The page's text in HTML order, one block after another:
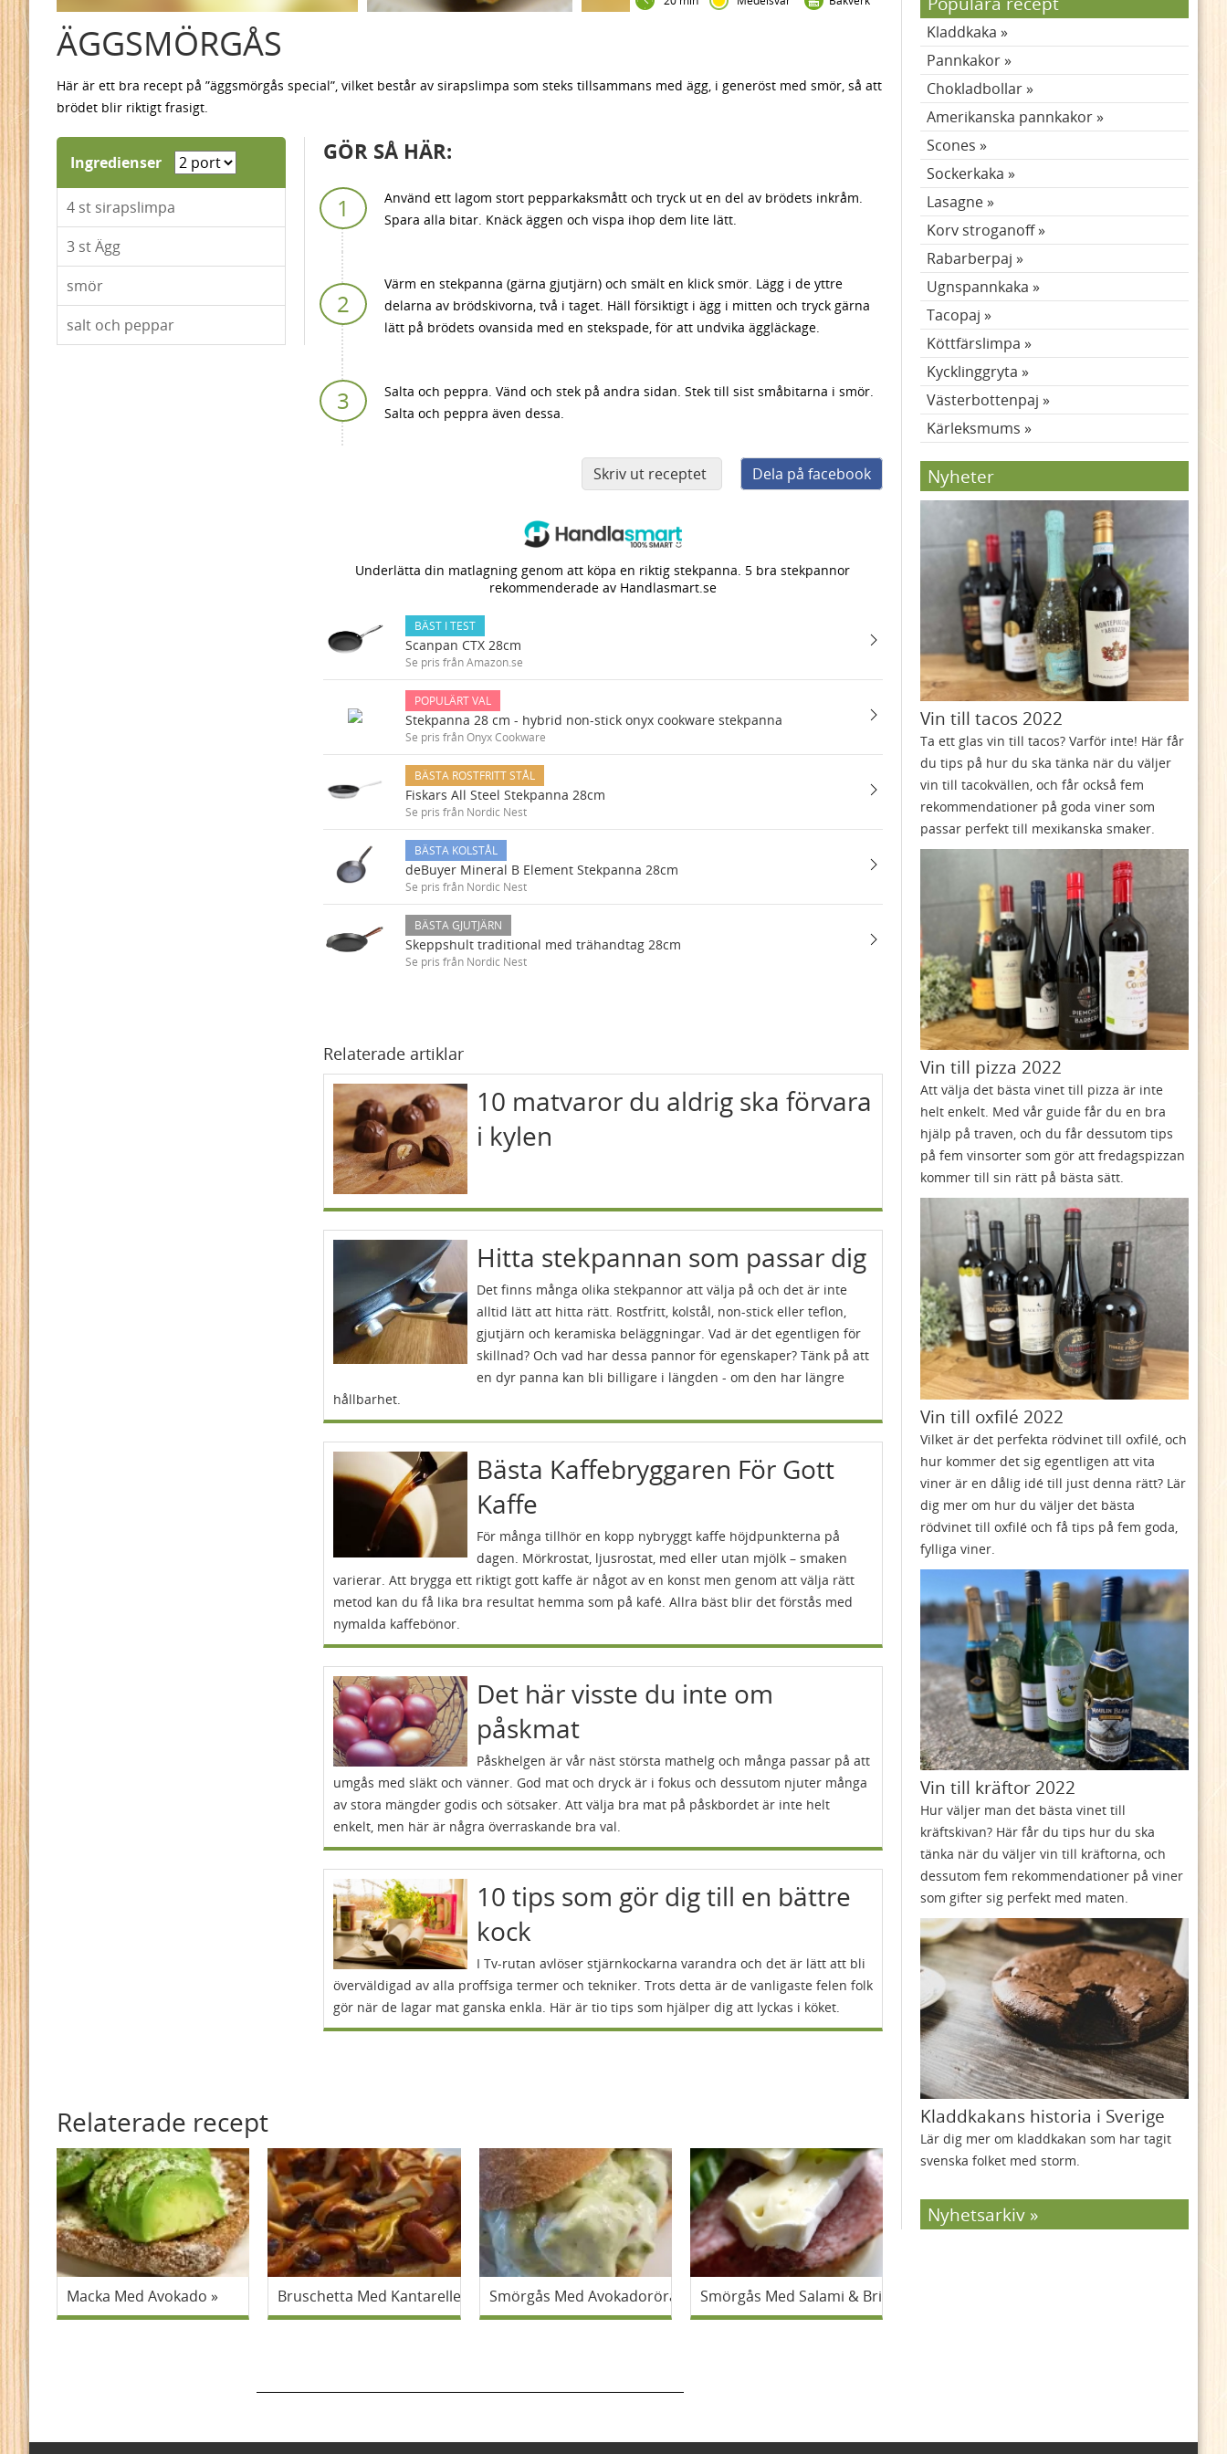
ÄGGSMÖRGÅS
Här är ett bra recept på ”äggsmörgås special”, vilket består av sirapslimpa som steks tillsammans med ägg, i generöst med smör, så att
brödet blir riktigt frasigt.
Ingredienser
4 st sirapslimpa
3 st Ägg
smör
salt och peppar
GÖR SÅ HÄR:
Använd ett lagom stort pepparkaksmått och tryck ut en del av brödets inkråm.
Spara alla bitar. Knäck äggen och vispa ihop dem lite lätt.
Värm en stekpanna (gärna gjutjärn) och smält en klick smör. Lägg i de yttre
delarna av brödskivorna, två i taget. Häll försiktigt i ägg i mitten och tryck gärna
lätt på brödets ovansida med en stekspade, för att undvika äggläckage.
Salta och peppra. Vänd och stek på andra sidan. Stek till sist småbitarna i smör.
Salta och peppra även dessa.
Skriv ut receptet Dela på facebook
Underlätta din matlagning genom att köpa en riktig stekpanna. 5 bra stekpannor
rekommenderade av Handlasmart.se
BÄST I TEST
Scanpan CTX 28cm
Se pris från Amazon.se
POPULÄRT VAL
Stekpanna 28 cm - hybrid non-stick onyx cookware stekpanna
Se pris från Onyx Cookware
BÄSTA ROSTFRITT STÅL
Fiskars All Steel Stekpanna 28cm
Se pris från Nordic Nest
BÄSTA KOLSTÅL
deBuyer Mineral B Element Stekpanna 28cm
Se pris från Nordic Nest
BÄSTA GJUTJÄRN
Skeppshult traditional med trähandtag 28cm
Se pris från Nordic Nest
Relaterade artiklar
10 matvaror du aldrig ska förvara
i kylen
Hitta stekpannan som passar dig
Det finns många olika stekpannor att välja på och det är inte
alltid lätt att hitta rätt. Rostfritt, kolstål, non-stick eller teflon,
gjutjärn och keramiska beläggningar. Vad är det egentligen för
skillnad? Och vad har dessa pannor för egenskaper? Tänk på att
en dyr panna kan bli billigare i längden - om den har längre
hållbarhet.
Bästa Kaffebryggaren För Gott
Kaffe
För många tillhör en kopp nybryggt kaffe höjdpunkterna på
dagen. Mörkrostat, ljusrostat, med eller utan mjölk – smaken
varierar. Att brygga ett riktigt gott kaffe är något av en konst men genom att välja rätt
metod kan du få lika bra resultat hemma som på kafé. Allra bäst blir det förstås med
nymalda kaffebönor.
Det här visste du inte om
påskmat
Påskhelgen är vår näst största mathelg och många passar på att
umgås med släkt och vänner. God mat och dryck är i fokus och dessutom njuter många
av stora mängder godis och sötsaker. Att välja bra mat på påskbordet är inte helt
enkelt, men här är några överraskande bra val.
10 tips som gör dig till en bättre
kock
I Tv-rutan avlöser stjärnkockarna varandra och det är lätt att bli
överväldigad av alla proffsiga termer och tekniker. Trots detta är de vanligaste felen folk
gör när de lagar mat ganska enkla. Här är tio tips som hjälper dig att lyckas i köket.
Relaterade recept
Macka Med Avokado Bruschetta Med Kantareller Smörgås Med Avokadoröra Smörgås Med Salami & Brie
Kladdkaka
Pannkakor
Chokladbollar
Amerikanska pannkakor
Scones
Sockerkaka
Lasagne
Korv stroganoff
Rabarberpaj
Ugnspannkaka
Tacopaj
Köttfärslimpa
Kycklinggryta
Västerbottenpaj
Kärleksmums
Nyheter
Vin till tacos 2022
Ta ett glas vin till tacos? Varför inte! Här får
du tips på hur du ska tänka när du väljer
vin till tacokvällen, och får också fem
rekommendationer på goda viner som
passar perfekt till mexikanska smaker.
Vin till pizza 2022
Att välja det bästa vinet till pizza är inte
helt enkelt. Med vår guide får du en bra
hjälp på traven, och du får dessutom tips
på fem vinsorter som gör att fredagspizzan
kommer till sin rätt på bästa sätt.
Vin till oxfilé 2022
Vilket är det perfekta rödvinet till oxfilé, och
hur kommer det sig egentligen att vita
viner är en dålig idé till just denna rätt? Lär
dig mer om hur du väljer det bästa
rödvinet till oxfilé och få tips på fem goda,
fylliga viner.
Vin till kräftor 2022
Hur väljer man det bästa vinet till
kräftskivan? Här får du tips hur du ska
tänka när du väljer vin till kräftorna, och
dessutom fem rekommendationer på viner
som gifter sig perfekt med maten.
Kladdkakans historia i Sverige
Lär dig mer om kladdkakan som har tagit
svenska folket med storm.
Nyhetsarkiv